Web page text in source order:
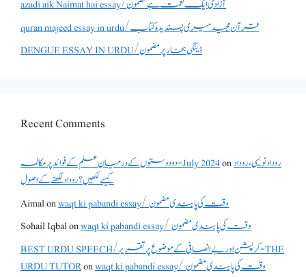
azadi aik Naimat hai essay/آزادی ایک نعمت ہے مضمون
quran majeed essay in urdu/قرآن مجید میری پسندیدہ کتاب
DENGUE ESSAY IN URDU/ڈینگی بخار پر مضمون
Recent Comments
دو دوستوں کے درمیان علم کے فوائد پر مکالمہ - July 2024onروداد نویسی ،روداد
کیسے لکھیں؟ روداد لکھنے کے اصول
Aimalon
waqt ki pabandi essay/ وقت کی پابندی مضمون
Sohail Iqbalon
waqt ki pabandi essay/ وقت کی پابندی مضمون
BEST URDU SPEECH/کرپشن اور بے انصافی کے موضوع پر تقریر - THE
URDU TUTORon
waqt ki pabandi essay/ وقت کی پابندی مضمون